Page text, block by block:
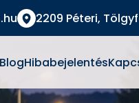
2209 Péteri,
BlogHibabejelentés